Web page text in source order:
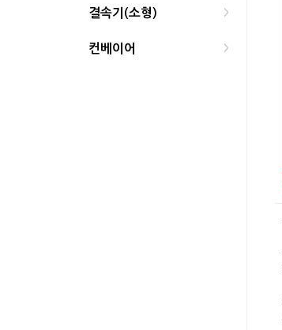
결속기(소형) >
컨베이어 >